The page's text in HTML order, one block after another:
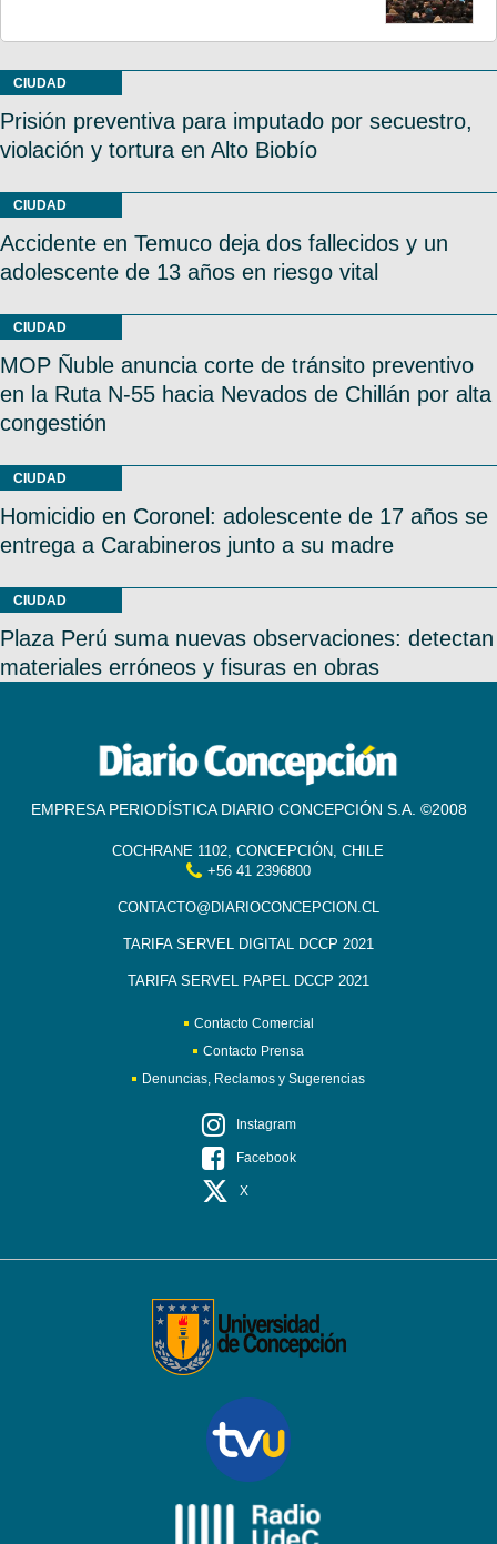
CIUDAD
Prisión preventiva para imputado por secuestro,
violación y tortura en Alto Biobío
CIUDAD
Accidente en Temuco deja dos fallecidos y un
adolescente de 13 años en riesgo vital
CIUDAD
MOP Ñuble anuncia corte de tránsito preventivo
en la Ruta N-55 hacia Nevados de Chillán por alta
congestión
CIUDAD
Homicidio en Coronel: adolescente de 17 años se
entrega a Carabineros junto a su madre
CIUDAD
Plaza Perú suma nuevas observaciones: detectan
materiales erróneos y fisuras en obras
EMPRESA PERIODÍSTICA DIARIO CONCEPCIÓN S.A. ©2008
COCHRANE 1102, CONCEPCIÓN, CHILE
+56 41 2396800
CONTACTO@DIARIOCONCEPCION.CL
TARIFA SERVEL DIGITAL DCCP 2021
TARIFA SERVEL PAPEL DCCP 2021
Contacto Comercial
Contacto Prensa
Denuncias, Reclamos y Sugerencias
Instagram
Facebook
X